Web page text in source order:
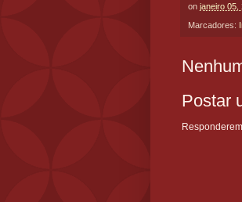
on janeiro 05,
Marcadores:
Postar